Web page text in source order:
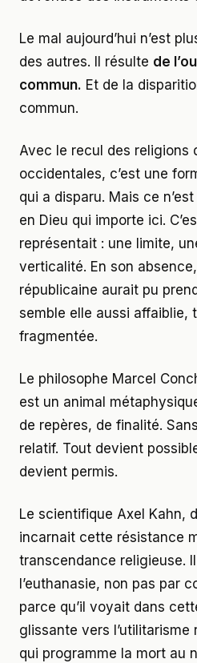
Le mal aujourd’hui n’est
des autres. Il résulte de
commun. Et de la
commun.
Avec le recul des religions
occidentales, c’est une
qui a disparu. Mais ce
en Dieu qui importe ici.
représentait : une limite,
verticalité. En son
républicaine aurait pu
semble elle aussi affaiblie,
fragmentée.
Le philosophe Marcel
est un animal
de repères, de finalité.
relatif. Tout devient
devient permis.
Le scientifique Axel Kahn,
incarnait cette résistance
transcendance religieuse.
l’euthanasie, non pas par
parce qu’il voyait dans
glissante vers l’utilitarisme
qui programme la mort au